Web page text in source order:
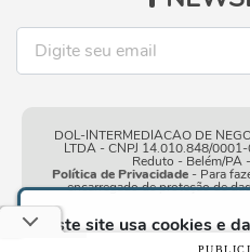
Este site usa cookies e
acordo com os nossos
DOL-INTERMEDIACAO DE
LTDA - CNPJ 14.010.848/
Reduto - Belém/PA
Política de Privacidade- Para
encarregado de proteção de
| ©